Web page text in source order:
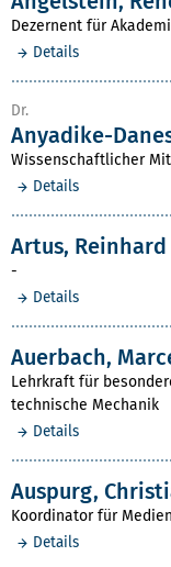
Dezernent für
Details
Dr.
Anyadike-
Wissenschaftlicher
Details
Artus, Reinhard
-
Details
Auerbach,
Lehrkraft für
technische Mechanik
Details
Auspurg,
Koordinator für
Details